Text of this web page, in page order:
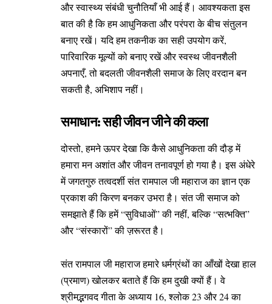
और स्वास्थ्य संबंधी चुनौतियाँ भी आई हैं। आवश्यकता इस
बात की है कि हम आधुनिकता और परंपरा के बीच संतुलन
बनाए रखें। यदि हम तकनीक का सही उपयोग करें,
पारिवारिक मूल्यों को बनाए रखें और स्वस्थ जीवनशैली
अपनाएँ, तो बदलती जीवनशैली समाज के लिए वरदान बन
सकती है, अभिशाप नहीं।
समाधान: सही जीवन जीने की कला
दोस्तो, हमने ऊपर देखा कि कैसे आधुनिकता की दौड़ में
हमारा मन अशांत और जीवन तनावपूर्ण हो गया है। इस अंधेरे
में जगतगुरु तत्वदर्शी संत रामपाल जी महाराज का ज्ञान एक
प्रकाश की किरण बनकर उभरा है। संत जी समाज को
समझाते हैं कि हमें “सुविधाओं” की नहीं, बल्कि “सत्भक्ति”
और “संस्कारों” की ज़रूरत है।
संत रामपाल जी महाराज हमारे धर्मग्रंथों का आँखों देखा हाल
(प्रमाण) खोलकर बताते हैं कि हम दुखी क्यों हैं। वे
श्रीमद्भगवद गीता के अध्याय 16, श्लोक 23 और 24 का